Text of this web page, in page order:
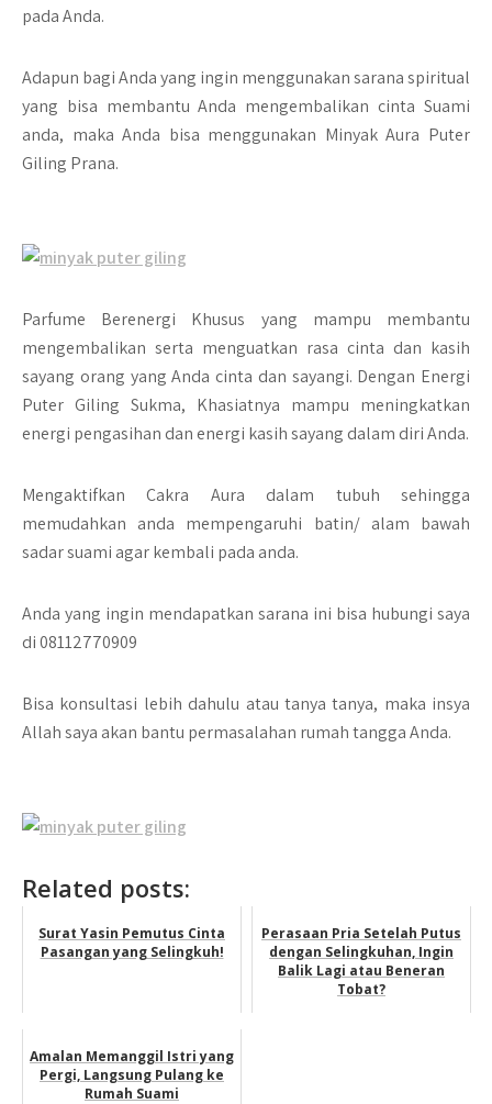
pada Anda.
Adapun bagi Anda yang ingin menggunakan sarana spiritual
yang bisa membantu Anda mengembalikan cinta Suami
anda, maka Anda bisa menggunakan Minyak Aura Puter
Giling Prana.
Parfume Berenergi Khusus yang mampu membantu
mengembalikan serta menguatkan rasa cinta dan kasih
sayang orang yang Anda cinta dan sayangi. Dengan Energi
Puter Giling Sukma, Khasiatnya mampu meningkatkan
energi pengasihan dan energi kasih sayang dalam diri Anda.
Mengaktifkan Cakra Aura dalam tubuh sehingga
memudahkan anda mempengaruhi batin/ alam bawah
sadar suami agar kembali pada anda.
Anda yang ingin mendapatkan sarana ini bisa hubungi saya
di 08112770909
Bisa konsultasi lebih dahulu atau tanya tanya, maka insya
Allah saya akan bantu permasalahan rumah tangga Anda.
Related posts:
Surat Yasin Pemutus Cinta
Pasangan yang Selingkuh!
Perasaan Pria Setelah Putus
dengan Selingkuhan, Ingin
Balik Lagi atau Beneran
Tobat?
Amalan Memanggil Istri yang
Pergi, Langsung Pulang ke
Rumah Suami